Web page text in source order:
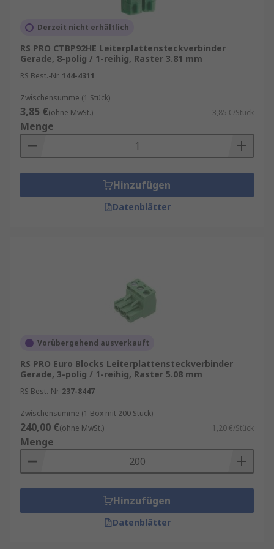
Derzeit nicht erhältlich
RS PRO CTBP92HE Leiterplattensteckverbinder
Gerade, 8-polig / 1-reihig, Raster 3.81 mm
RS Best.-Nr. 144-4311
Zwischensumme (1 Stück)
3,85 €(ohne MwSt.) 3,85 €/Stück
Menge
Hinzufügen
Datenblätter
Vorübergehend ausverkauft
RS PRO Euro Blocks Leiterplattensteckverbinder
Gerade, 3-polig / 1-reihig, Raster 5.08 mm
RS Best.-Nr. 237-8447
Zwischensumme (1 Box mit 200 Stück)
240,00 €(ohne MwSt.) 1,20 €/Stück
Menge
Hinzufügen
Datenblätter